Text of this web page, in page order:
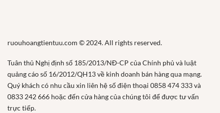
ruouhoangtientuu.com © 2024. All rights reserved.
Tuân thủ Nghị định số 185/2013/NĐ-CP của Chính phủ và luật
quảng cáo số 16/2012/QH13 về kinh doanh bán hàng qua mạng.
Quý khách có nhu cầu xin liên hệ số điện thoại 0858 474 333 và
0833 242 666 hoặc đến cửa hàng của chúng tôi để được tư vấn
trực tiếp.